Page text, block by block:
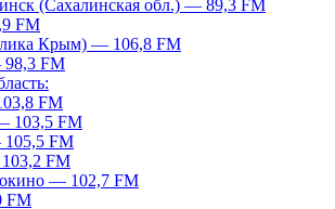
(Сахалинская обл.) — 89,3 FM
FM
Крым) — 106,8 FM
FM
FM
103,5 FM
FM
FM
— 102,7 FM
FM